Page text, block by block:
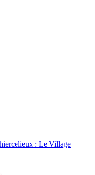
: Le Village